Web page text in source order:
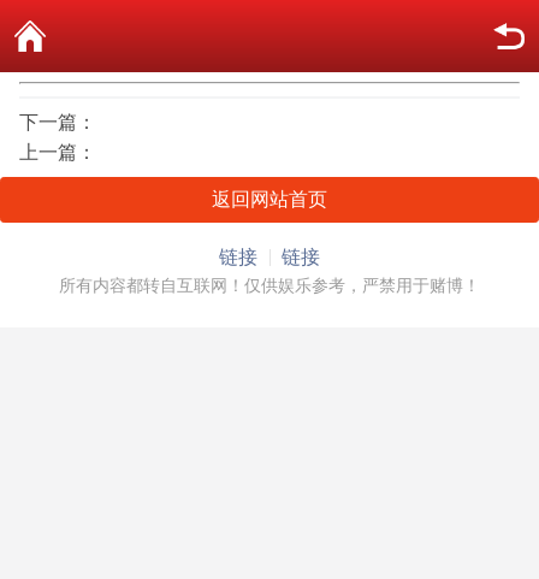
下一篇：
上一篇：
返回网站首页
链接 链接
所有内容都转自互联网！仅供娱乐参考，严禁用于赌博！